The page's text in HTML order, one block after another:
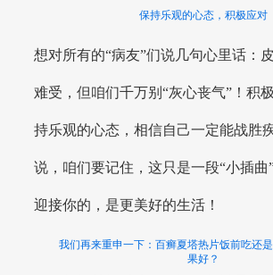
保持乐观的心态，积极应对
想对所有的“病友”们说几句心里话：
难受，但咱们千万别“灰心丧气”！积
持乐观的心态，相信自己一定能战胜
说，咱们要记住，这只是一段“小插曲
迎接你的，是更美好的生活！
我们再来重申一下：百癣夏塔热片饭前吃还
果好？